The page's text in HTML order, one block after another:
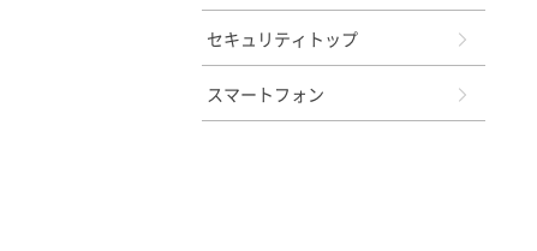
セキュリティトップ
スマートフォン